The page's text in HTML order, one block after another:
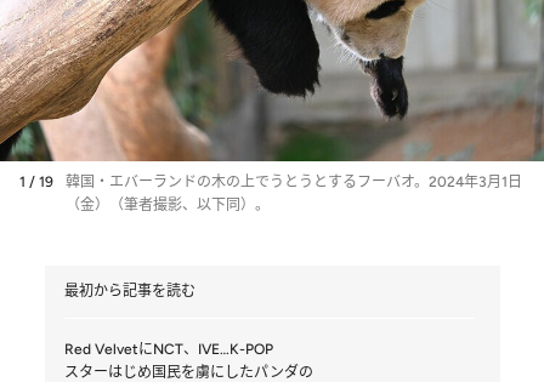
1 / 19
韓国・エバーランドの木の上でうとうとするフーバオ。2024年3月1日
（金）（筆者撮影、以下同）。
最初から記事を読む
Red VelvetにNCT、IVE…K-POP
スターはじめ国民を虜にしたパンダの